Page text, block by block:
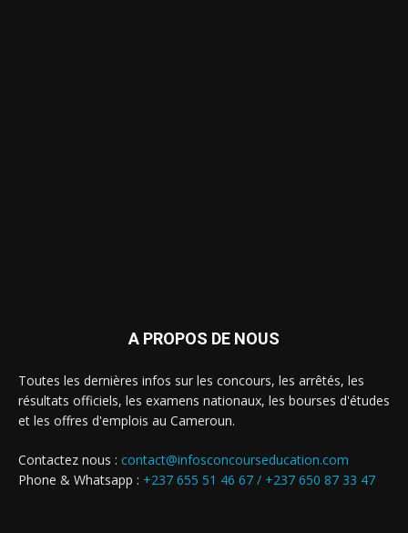
A PROPOS DE NOUS
Toutes les dernières infos sur les concours, les arrêtés, les
résultats officiels, les examens nationaux, les bourses d'études
et les offres d'emplois au Cameroun.
Contactez nous : contact@infosconcourseducation.com
Phone & Whatsapp : +237 655 51 46 67 / +237 650 87 33 47